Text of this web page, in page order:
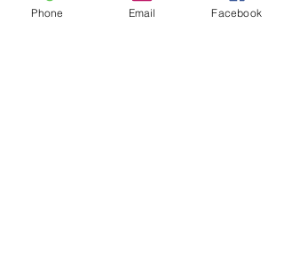
soutenant nos actions.
Phone Email Facebook